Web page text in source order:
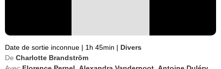
Date de sortie inconnue | 1h 45min | Divers
De Charlotte Brandström